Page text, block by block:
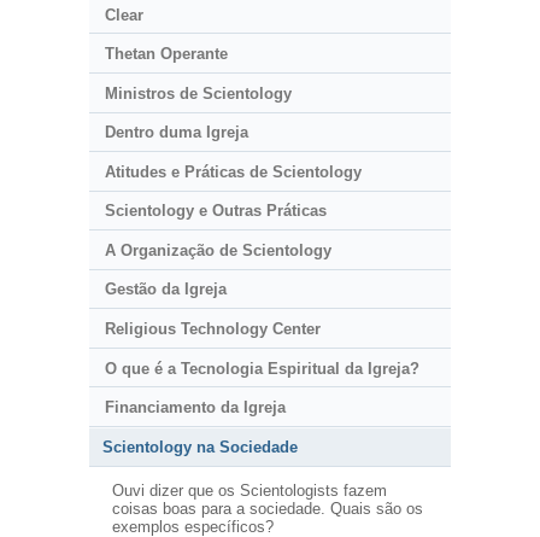
Clear
Thetan Operante
Ministros de Scientology
Dentro duma Igreja
Atitudes e Práticas de Scientology
Scientology e Outras Práticas
A Organização de Scientology
Gestão da Igreja
Religious Technology Center
O que é a Tecnologia Espiritual da Igreja?
Financiamento da Igreja
Scientology na Sociedade
Ouvi dizer que os Scientologists fazem
coisas boas para a sociedade. Quais são os
exemplos específicos?